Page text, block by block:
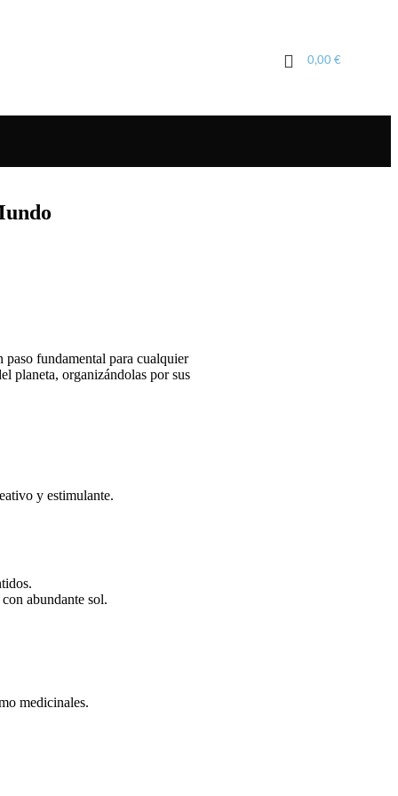
0,00 €
paso fundamental para cualquier
planeta, organizándolas por sus
y estimulante.
abundante sol.
medicinales.